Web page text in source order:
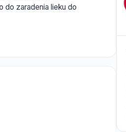
do zaradenia lieku do